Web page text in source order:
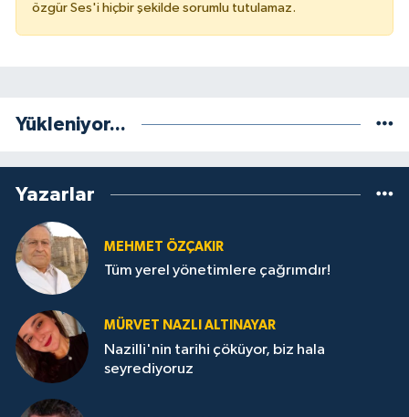
özgür Ses'i hiçbir şekilde sorumlu tutulamaz.
Yükleniyor...
Yazarlar
MEHMET ÖZÇAKIR
Tüm yerel yönetimlere çağrımdır!
MÜRVET NAZLI ALTINAYAR
Nazilli'nin tarihi çöküyor, biz hala
seyrediyoruz